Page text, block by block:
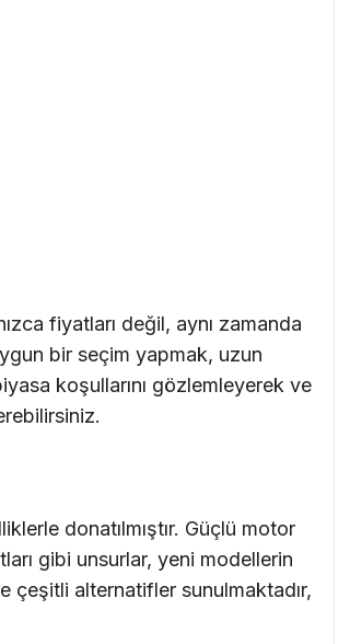
fiyatları değil, aynı zamanda
bir seçim yapmak, uzun
koşullarını gözlemleyerek ve
donatılmıştır. Güçlü motor
gibi unsurlar, yeni modellerin
çeşitli alternatifler sunulmaktadır,